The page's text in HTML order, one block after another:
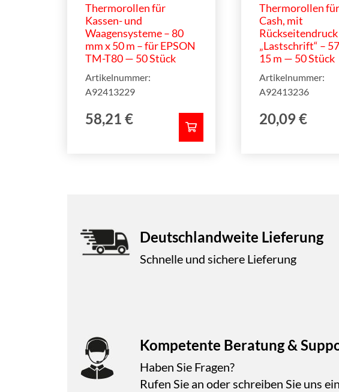
Thermorollen für
Kassen- und
Waagensysteme – 80
mm x 50 m – für EPSON
TM-T80 — 50 Stück
58,21 €
Artikelnummer:
A92413229
Thermorollen
Cash, mit
Rückseitendruck
„Lastschrift“ –
15 m — 50 Stück
20,09€
Artikelnummer:
A92413236
Deutschlandweite Lieferung
Schnelle und sichere Lieferung
Kompetente Beratung &
Haben Sie Fragen?
Rufen Sie an oder schreiben Sie uns